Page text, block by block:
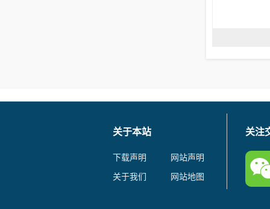
关于本站
下载声明
网站声明
关于我们
网站地图
关注